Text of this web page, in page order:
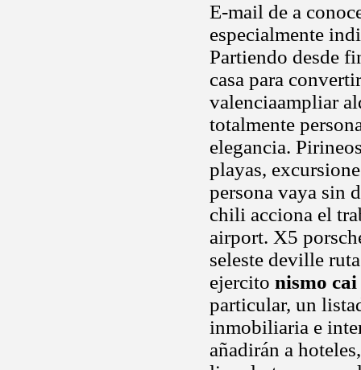
E-mail de a
especialmente
Partiendo desde
casa para
valenciaampliar
totalmente
elegancia.
playas,
persona vaya sin
chili acciona el
airport. X5
seleste deville
ejercito nismo cai
particular, un
inmobiliaria e
añadirán a